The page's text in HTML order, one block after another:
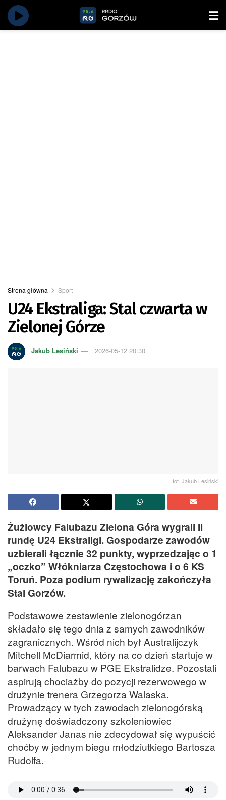
Strona główna Sport
U24 Ekstraliga: Stal czwarta w
Zielonej Górze
Jakub Lesiński 2026-05-12 20:30
fot. Jakub Lesiński
Żużlowcy Falubazu Zielona Góra wygrali II
rundę U24 Ekstraligi. Gospodarze zawodów
uzbierali łącznie 32 punkty, wyprzedzając o 1
„oczko” Włókniarza Częstochowa i o 6 KS
Toruń. Poza podium rywalizację zakończyła
Stal Gorzów.
Podstawowe zestawienie zielonogórzan
składało się tego dnia z samych zawodników
zagranicznych. Wśród nich był Australijczyk
Mitchell McDiarmid, który na co dzień startuje w
barwach Falubazu w PGE Ekstralidze. Pozostali
aspirują chociażby do pozycji rezerwowego w
drużynie trenera Grzegorza Walaska.
Prowadzący w tych zawodach zielonogórską
drużynę doświadczony szkoleniowiec
Aleksander Janas nie zdecydował się wypuścić
choćby w jednym biegu młodziutkiego Bartosza
Rudolfa.